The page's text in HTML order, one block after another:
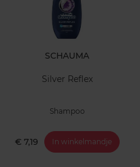
SCHAUMA
Silver Reflex
Shampoo
€ 7,19 In winkelmandje